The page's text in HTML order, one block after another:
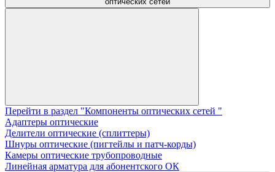
Перейти в раздел "Компоненты оптических сетей "
Адаптеры оптические
Делители оптические (сплиттеры)
Шнуры оптические (пигтейлы и патч-корды)
Камеры оптические трубопроводные
Линейная арматура для абонентского ОК